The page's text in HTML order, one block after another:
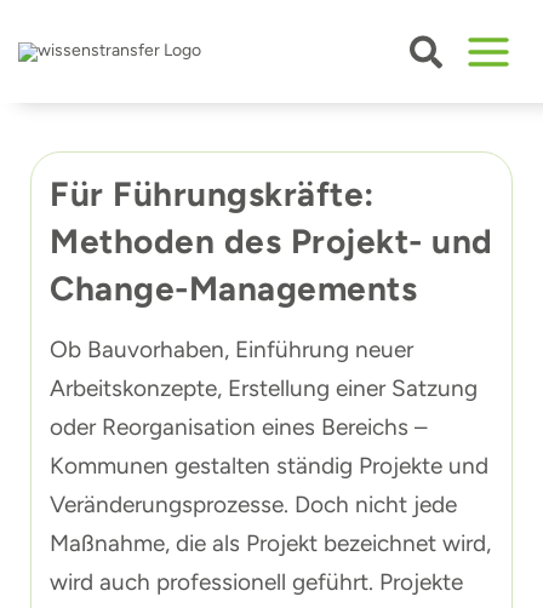
Inhalt
springen
Für Führungskräfte:
Methoden des Projekt- und
Change-Managements
Ob Bauvorhaben, Einführung neuer
Arbeitskonzepte, Erstellung einer Satzung
oder Reorganisation eines Bereichs –
Kommunen gestalten ständig Projekte und
Veränderungsprozesse. Doch nicht jede
Maßnahme, die als Projekt bezeichnet wird,
wird auch professionell geführt. Projekte